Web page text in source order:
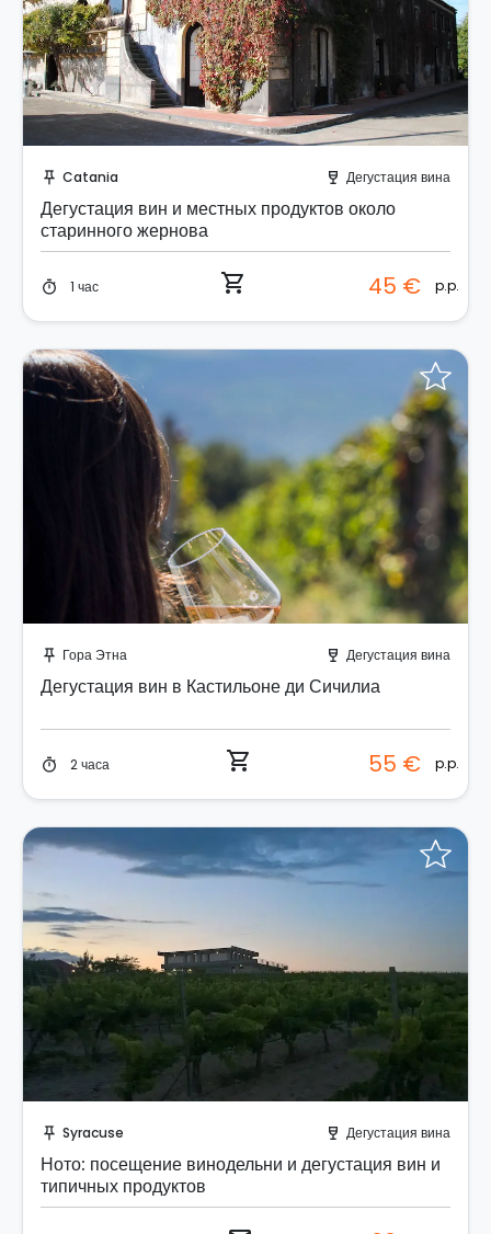
push_pin Catania wine_bar Дегустация вина
Дегустация вин и местных продуктов около
старинного жернова
timer 1 час shopping_cart 45 € p.p.
push_pin Гора Этна wine_bar Дегустация вина
Дегустация вин в Кастильоне ди Сичилиа
timer 2 часа shopping_cart 55 € p.p.
push_pin Syracuse wine_bar Дегустация вина
Ното: посещение винодельни и дегустация вин и
типичных продуктов